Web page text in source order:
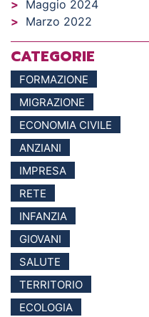
Maggio 2024
Marzo 2022
CATEGORIE
FORMAZIONE
MIGRAZIONE
ECONOMIA CIVILE
ANZIANI
IMPRESA
RETE
INFANZIA
GIOVANI
SALUTE
TERRITORIO
ECOLOGIA